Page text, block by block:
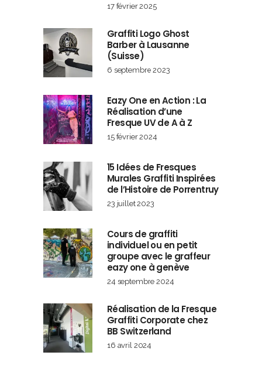
17 février 2025
Graffiti Logo Ghost
Barber à Lausanne
(Suisse)
6 septembre 2023
Eazy One en Action : La
Réalisation d’une
Fresque UV de A à Z
15 février 2024
15 Idées de Fresques
Murales Graffiti Inspirées
de l’Histoire de Porrentruy
23 juillet 2023
Cours de graffiti
individuel ou en petit
groupe avec le graffeur
eazy one à genève
24 septembre 2024
Réalisation de la Fresque
Graffiti Corporate chez
BB Switzerland
16 avril 2024